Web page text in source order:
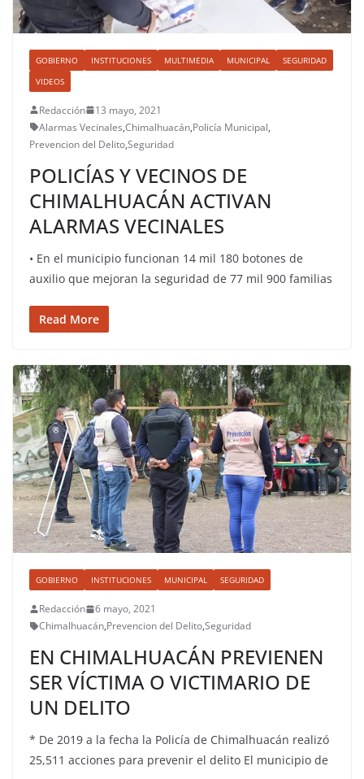
GOBIERNO INSTITUCIONES MULTIMEDIA MUNICIPAL
SEGURIDAD
VIDEOS
Redacción
13 mayo, 2021
Alarmas Vecinales,Chimalhuacán,Policía Municipal,
Prevencion del Delito,Seguridad
POLICÍAS Y VECINOS DE
CHIMALHUACÁN ACTIVAN
ALARMAS VECINALES
• En el municipio funcionan 14 mil 180 botones de
auxilio que mejoran la seguridad de 77 mil 900 familias
Read More
GOBIERNO INSTITUCIONES MUNICIPAL SEGURIDAD
Redacción
6 mayo, 2021
Chimalhuacán,Prevencion del Delito,Seguridad
EN CHIMALHUACÁN PREVIENEN
SER VÍCTIMA O VICTIMARIO DE
UN DELITO
* De 2019 a la fecha la Policía de Chimalhuacán realizó
25,511 acciones para prevenir el delito El municipio de